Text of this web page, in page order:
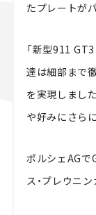
たプレートが
「新型911
達は細部まで
を実現しまし
や好みにさら
ポルシェAGで
ス・プレウニ